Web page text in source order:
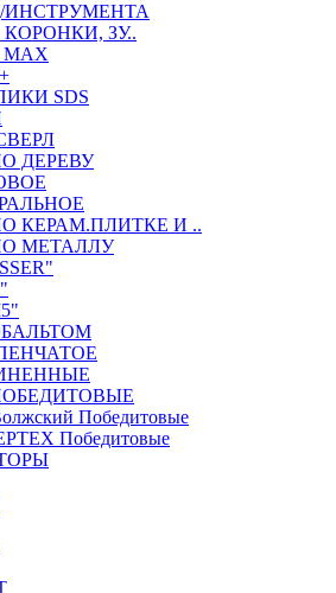
ЗУ..
MAX
SDS
ДЕРЕВУ
КЕРАМ.ПЛИТКЕ И ..
МЕТАЛЛУ
Победитовые
Победитовые